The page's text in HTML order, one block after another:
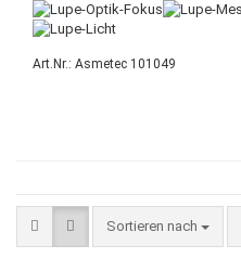
Art.Nr.: Asmetec 101049
Sortieren nach